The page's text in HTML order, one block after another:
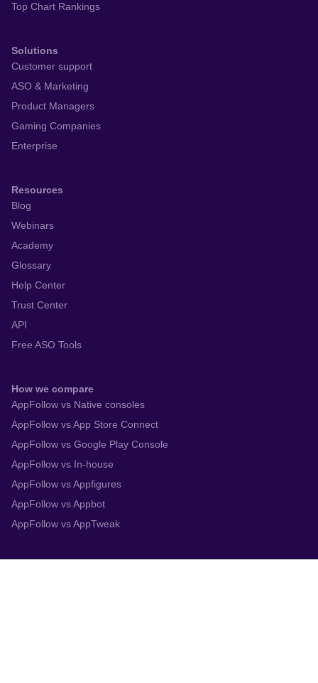
Top Chart Rankings
Solutions
Customer support
ASO & Marketing
Product Managers
Gaming Companies
Enterprise
Resources
Blog
Webinars
Academy
Glossary
Help Center
Trust Center
API
Free ASO Tools
How we compare
AppFollow vs Native consoles
AppFollow vs App Store Connect
AppFollow vs Google Play Console
AppFollow vs In-house
AppFollow vs Appfigures
AppFollow vs Appbot
AppFollow vs AppTweak